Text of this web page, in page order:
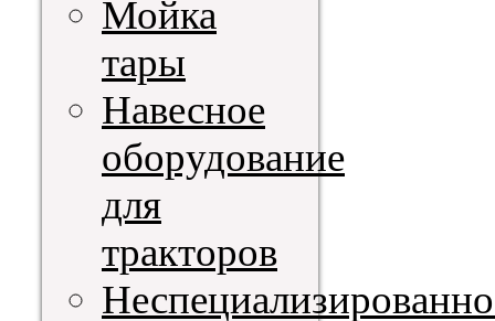
Мойка
тары
Навесное
оборудование
для
тракторов